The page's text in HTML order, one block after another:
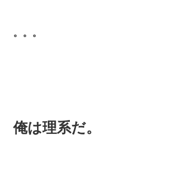
。。。
俺は理系だ。